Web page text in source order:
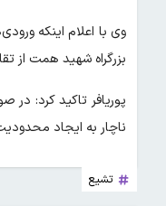
بزرگراه شهید همت از
پوریافر تاکید کرد:
ناچار به ایجاد
تشیع